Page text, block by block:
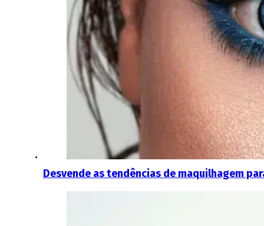
Desvende as tendências de maquilhagem